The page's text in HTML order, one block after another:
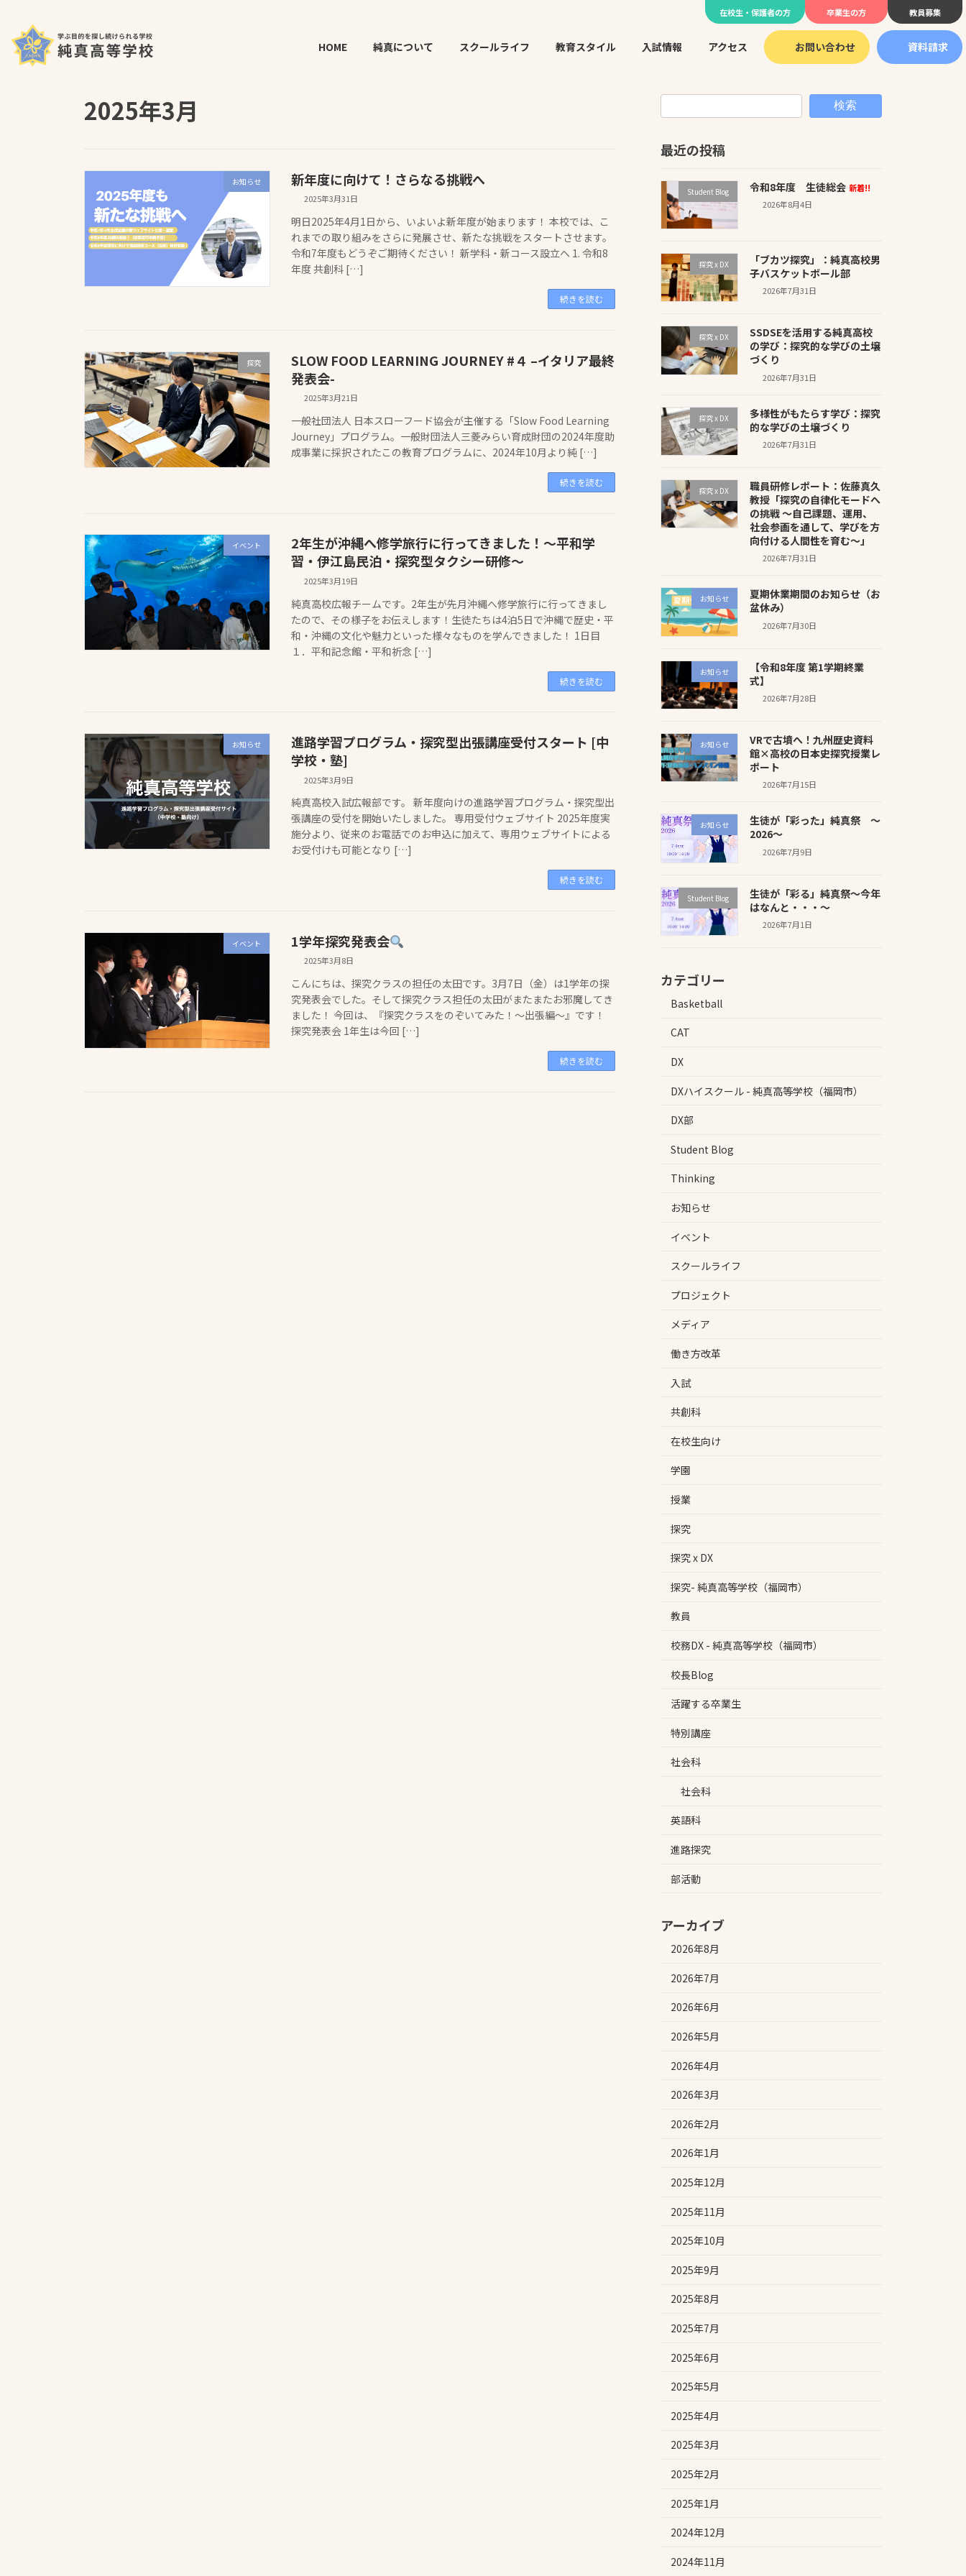
在校生・保護者の方 卒業生の方 教員募集
HOME 純真について スクールライフ 教育スタイル 入試情報 アクセス お問い合わせ 資料請求
2025年3月
お知らせ 新年度に向けて！さらなる挑戦へ
2025年3月31日
明日2025年4月1日から、いよいよ新年度が始まります！ 本校では、こ
れまでの取り組みをさらに発展させ、新たな挑戦をスタートさせます。
令和7年度もどうぞご期待ください！ 新学科・新コース設立へ 1. 令和8
年度 共創科 […]
続きを読む
探究
SLOW FOOD LEARNING JOURNEY #４ –イタリア最終
発表会-
2025年3月21日
一般社団法人 日本スローフード協会が主催する「Slow Food Learning
Journey」プログラム。一般財団法人三菱みらい育成財団の2024年度助
成事業に採択されたこの教育プログラムに、2024年10月より純 […]
続きを読む
イベント
2年生が沖縄へ修学旅行に行ってきました！～平和学
習・伊江島民泊・探究型タクシー研修～
2025年3月19日
純真高校広報チームです。2年生が先月沖縄へ修学旅行に行ってきまし
たので、その様子をお伝えします！生徒たちは4泊5日で沖縄で歴史・平
和・沖縄の文化や魅力といった様々なものを学んできました！ 1日目
１．平和記念館・平和祈念 […]
続きを読む
お知らせ
進路学習プログラム・探究型出張講座受付スタート [中
学校・塾]
2025年3月9日
純真高校入試広報部です。 新年度向けの進路学習プログラム・探究型出
張講座の受付を開始いたしました。 専用受付ウェブサイト 2025年度実
施分より、従来のお電話でのお申込に加えて、専用ウェブサイトによる
お受付けも可能となり […]
続きを読む
イベント 1学年探究発表会
2025年3月8日
こんにちは、探究クラスの担任の太田です。3月7日（金）は1学年の探
究発表会でした。そして探究クラス担任の太田がまたまたお邪魔してき
ました！ 今回は、『探究クラスをのぞいてみた！～出張編～』です！
探究発表会 1年生は今回 […]
続きを読む
検索
最近の投稿
Student Blog 令和8年度 生徒総会 新着!!
2026年8月4日
探究 x DX
「ブカツ探究」：純真高校男
子バスケットボール部
2026年7月31日
探究 x DX
SSDSEを活用する純真高校
の学び：探究的な学びの土壌
づくり
2026年7月31日
探究 x DX
多様性がもたらす学び：探究
的な学びの土壌づくり
2026年7月31日
探究 x DX
職員研修レポート：佐藤真久
教授「探究の自律化モードへ
の挑戦 〜自己課題、運用、
社会参画を通して、学びを方
向付ける人間性を育む〜」
2026年7月31日
お知らせ
夏期休業期間のお知らせ（お
盆休み）
2026年7月30日
お知らせ
【令和8年度 第1学期終業
式】
2026年7月28日
お知らせ
VRで古墳へ！九州歴史資料
館×高校の日本史探究授業レ
ポート
2026年7月15日
お知らせ
生徒が「彩った」純真祭 ～
2026～
2026年7月9日
Student Blog
生徒が「彩る」純真祭～今年
はなんと・・・～
2026年7月1日
カテゴリー
Basketball
CAT
DX
DXハイスクール - 純真高等学校（福岡市）
DX部
Student Blog
Thinking
お知らせ
イベント
スクールライフ
プロジェクト
メディア
働き方改革
入試
共創科
在校生向け
学園
授業
探究
探究 x DX
探究- 純真高等学校（福岡市）
教員
校務DX - 純真高等学校（福岡市）
校長Blog
活躍する卒業生
特別講座
社会科
社会科
英語科
進路探究
部活動
アーカイブ
2026年8月
2026年7月
2026年6月
2026年5月
2026年4月
2026年3月
2026年2月
2026年1月
2025年12月
2025年11月
2025年10月
2025年9月
2025年8月
2025年7月
2025年6月
2025年5月
2025年4月
2025年3月
2025年2月
2025年1月
2024年12月
2024年11月